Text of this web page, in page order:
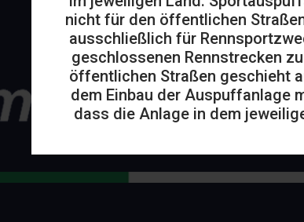
nicht für den öffentlichen
ausschließlich für
geschlossenen Rennstrecken
öffentlichen Straßen geschieht
dem Einbau der Auspuffanlage
dass die Anlage in dem